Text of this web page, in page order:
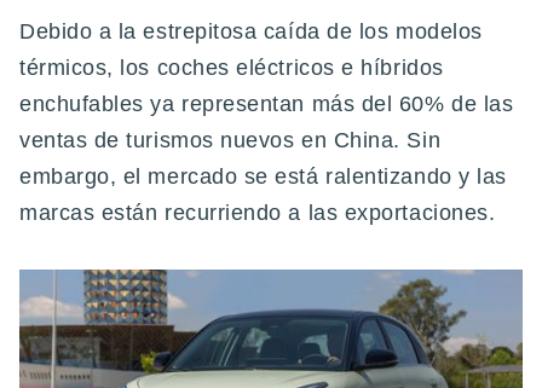
Debido a la estrepitosa caída de los modelos
térmicos, los coches eléctricos e híbridos
enchufables ya representan más del 60% de las
ventas de turismos nuevos en China. Sin
embargo, el mercado se está ralentizando y las
marcas están recurriendo a las exportaciones.